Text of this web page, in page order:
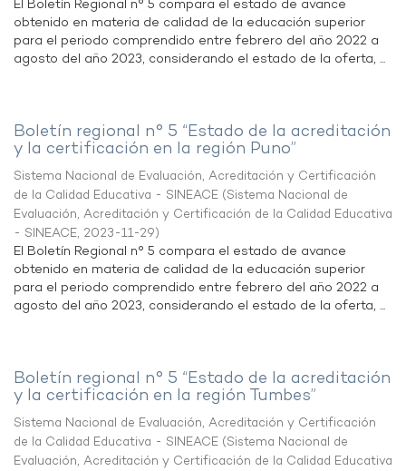
El Boletín Regional n° 5 compara el estado de avance
obtenido en materia de calidad de la educación superior
para el periodo comprendido entre febrero del año 2022 a
agosto del año 2023, considerando el estado de la oferta, ...
Boletín regional n° 5 “Estado de la acreditación
y la certificación en la región Puno”
Sistema Nacional de Evaluación, Acreditación y Certificación
de la Calidad Educativa - SINEACE (Sistema Nacional de
Evaluación, Acreditación y Certificación de la Calidad Educativa
- SINEACE, 2023-11-29)
El Boletín Regional n° 5 compara el estado de avance
obtenido en materia de calidad de la educación superior
para el periodo comprendido entre febrero del año 2022 a
agosto del año 2023, considerando el estado de la oferta, ...
Boletín regional n° 5 “Estado de la acreditación
y la certificación en la región Tumbes”
Sistema Nacional de Evaluación, Acreditación y Certificación
de la Calidad Educativa - SINEACE (Sistema Nacional de
Evaluación, Acreditación y Certificación de la Calidad Educativa